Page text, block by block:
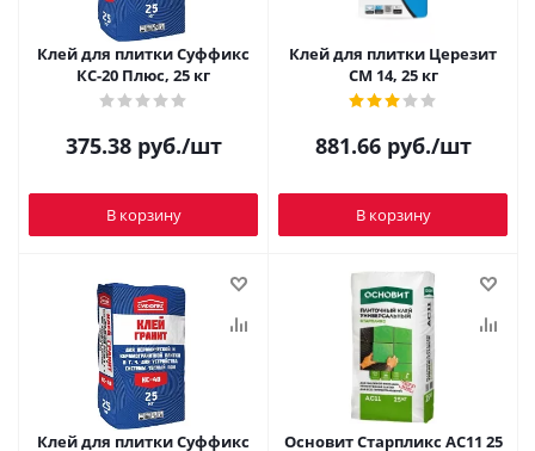
Клей для плитки Суффикс
КС-20 Плюс, 25 кг
375.38руб./шт
В корзину
Клей для плитки Церезит
CM 14, 25 кг
881.66руб./шт
В корзину
Клей для плитки Суффикс
Основит Старпликс AC11 25